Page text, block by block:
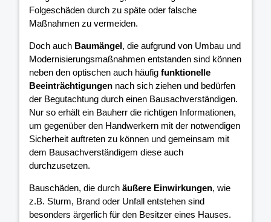
Folgeschäden durch zu späte oder falsche
Maßnahmen zu vermeiden.
Doch auch Baumängel, die aufgrund von Umbau und
Modernisierungsmaßnahmen entstanden sind können
neben den optischen auch häufig funktionelle
Beeinträchtigungen nach sich ziehen und bedürfen
der Begutachtung durch einen Bausachverständigen.
Nur so erhält ein Bauherr die richtigen Informationen,
um gegenüber den Handwerkern mit der notwendigen
Sicherheit auftreten zu können und gemeinsam mit
dem Bausachverständigem diese auch
durchzusetzen.
Bauschäden, die durch äußere Einwirkungen, wie
z.B. Sturm, Brand oder Unfall entstehen sind
besonders ärgerlich für den Besitzer eines Hauses.